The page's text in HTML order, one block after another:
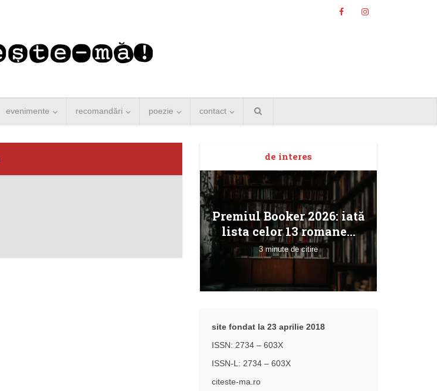
evenimente recomandări poezie contact
de interes
Premiul Booker 2026: iată
lista celor 13 romane...
3 minute de citire
site fondat la 23 aprilie 2018
ISSN: 2734 – 603X
ISSN-L: 2734 – 603X
citeste-ma.ro